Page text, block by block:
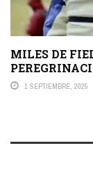
MILES DE
1 SEPTIEMBRE, 2025